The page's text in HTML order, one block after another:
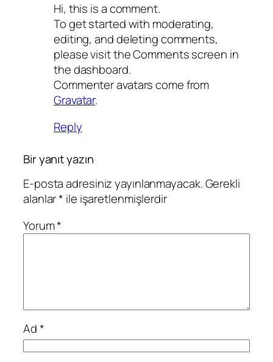
Hi, this is a comment.
To get started with moderating,
editing, and deleting comments,
please visit the Comments screen in
the dashboard.
Commenter avatars come from
Gravatar.
Reply
Bir yanıt yazın
E-posta adresiniz yayınlanmayacak.Gerekli
alanlar* ile işaretlenmişlerdir
Yorum*
Ad*